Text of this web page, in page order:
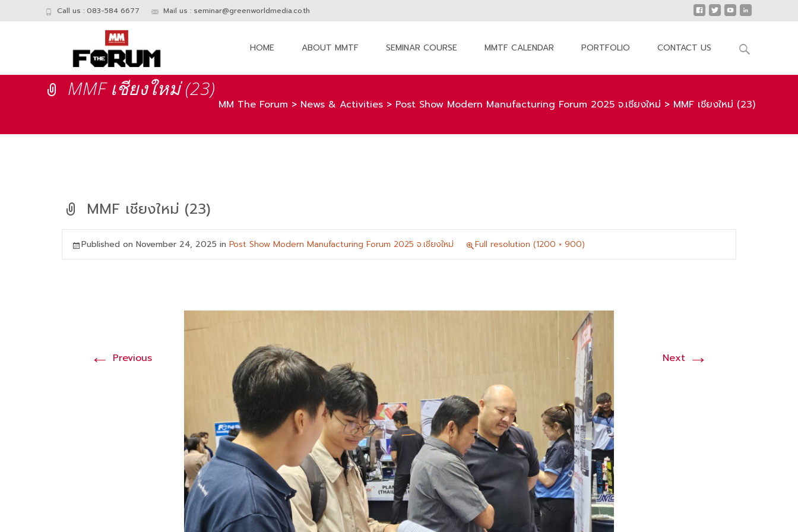
Call us : 083-584 6677 Mail us : seminar@greenworldmedia.co.th
HOME ABOUT MMTF SEMINAR COURSE MMTF CALENDAR PORTFOLIO CONTACT US
Search
MMF เชียงใหม่ (23)
MM The Forum > News & Activities > Post Show Modern Manufacturing Forum 2025 จ.เชียงใหม่ > MMF เชียงใหม่ (23)
MMF เชียงใหม่ (23)
Published on November 24, 2025 in Post Show Modern Manufacturing Forum 2025 จ.เชียงใหม่ Full resolution (1200 × 900)
← Previous Next →